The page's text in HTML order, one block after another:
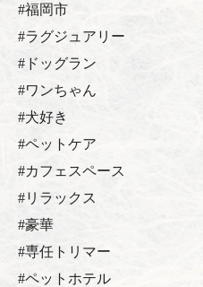
#福岡市
#ラグジュアリー
#ドッグラン
#ワンちゃん
#犬好き
#ペットケア
#カフェスペース
#リラックス
#豪華
#専任トリマー
#ペットホテル